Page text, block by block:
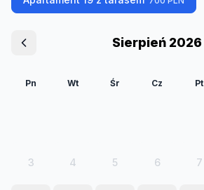
Sierpień 2026
Pn Wt Śr Cz Pt
3 4 5 6 7